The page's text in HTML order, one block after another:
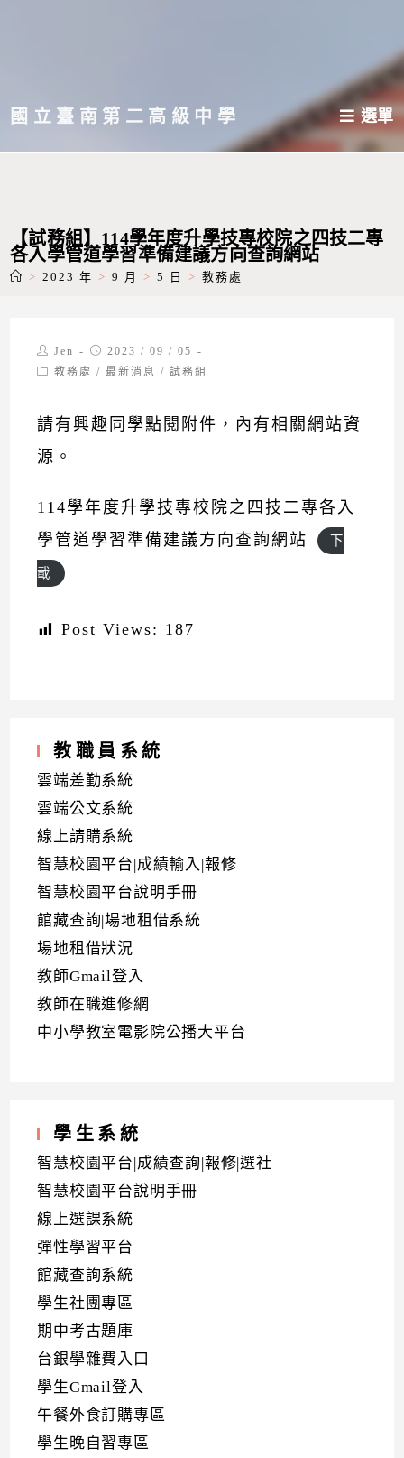
主國立臺南第二高級中學 選單
【試務組】114學年度升學技專校院之四技二專
各入學管道學習準備建議方向查詢網站
> 2023 年 > 9 月 > 5 日 > 教務處
Post
author:
Jen
Post
published:
2023 / 09 / 05
Post教務處 / 最新消息 / 試務組
請有興趣同學點閱附件，內有相關網站資
源。
114學年度升學技專校院之四技二專各入
學管道學習準備建議方向查詢網站
下
載
Post Views: 187
教職員系統
雲端差勤系統
雲端公文系統
線上請購系統
智慧校園平台|成績輸入|報修
智慧校園平台說明手冊
館藏查詢|場地租借系統
場地租借狀況
教師Gmail登入
教師在職進修網
中小學教室電影院公播大平台
學生系統
智慧校園平台|成績查詢|報修|選社
智慧校園平台說明手冊
線上選課系統
彈性學習平台
館藏查詢系統
學生社團專區
期中考古題庫
台銀學雜費入口
學生Gmail登入
午餐外食訂購專區
學生晚自習專區